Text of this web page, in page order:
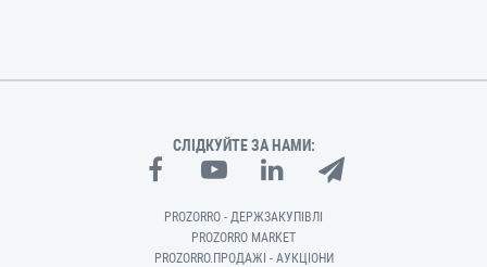
СЛІДКУЙТЕ ЗА НАМИ:
PROZORRO - ДЕРЖЗАКУПІВЛІ
PROZORRO MARKET
PROZORRO.ПРОДАЖІ - АУКЦІОНИ